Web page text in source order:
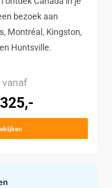
bezoek aan
Montréal, Kingston,
Huntsville.
vanaf